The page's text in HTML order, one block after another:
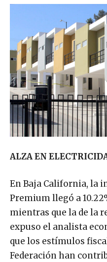
ALZA EN
En Baja California, la
Premium llegó a
mientras que la de la
expuso el analista
que los estímulos
Federación han